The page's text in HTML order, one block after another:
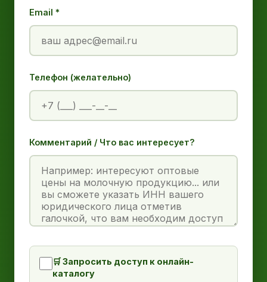
Email *
Телефон (желательно)
Комментарий / Что вас интересует?
🛒 Запросить доступ к онлайн-
каталогу